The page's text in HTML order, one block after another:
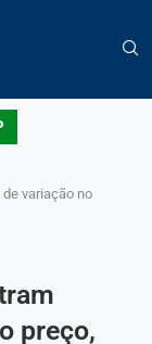
variação no
preço,